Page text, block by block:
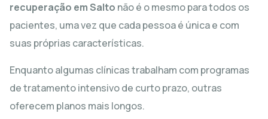
recuperação em Salto não é o mesmo para todos os
pacientes, uma vez que cada pessoa é única e com
suas próprias características.
Enquanto algumas clínicas trabalham com programas
de tratamento intensivo de curto prazo, outras
oferecem planos mais longos.